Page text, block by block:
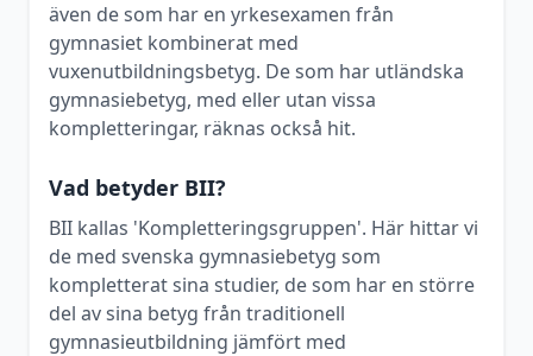
även de som har en yrkesexamen från
gymnasiet kombinerat med
vuxenutbildningsbetyg. De som har utländska
gymnasiebetyg, med eller utan vissa
kompletteringar, räknas också hit.
Vad betyder BII?
BII kallas 'Kompletteringsgruppen'. Här hittar vi
de med svenska gymnasiebetyg som
kompletterat sina studier, de som har en större
del av sina betyg från traditionell
gymnasieutbildning jämfört med